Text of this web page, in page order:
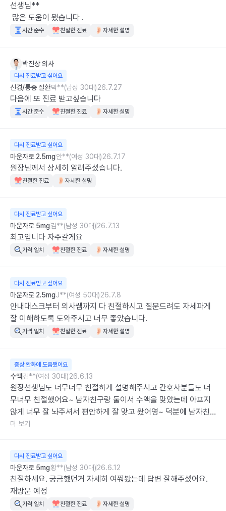
선생님**
많은 도움이 됐습니다 .
시간 준수 친절한 진료 자세한 설명
박진상의사
다시 진료받고 싶어요
신경/통증 질환박**(남성 30대)26.7.27
다음에 또 진료 받고싶습니다
시간 준수 친절한 진료 자세한 설명
다시 진료받고 싶어요
마운자로 2.5mg안**(여성 30대)26.7.17
원장님께서 상세히 알려주셨습니다.
친절한 진료 자세한 설명
다시 진료받고 싶어요
마운자로 5mg김**(남성 30대)26.7.13
최고입니다 자주갈게요
가격 일치 친절한 진료 자세한 설명
다시 진료받고 싶어요
마운자로 2.5mgJ**(여성 50대)26.7.8
안내대스크부터 의사쌤까지 다 친절하시고 질문드려도 자세파게
잘 이해하도록 도와주시고 너무 좋았습니다.
가격 일치 친절한 진료 자세한 설명
증상 완화에 도움됐어요
수액김**(여성 30대)26.6.13
원장선생님도 너무너무 친절하게 설명해주시고 간호사분들도 너
무너무 친절했어요~ 남자친구랑 둘이서 수액을 맞았는데 아프지
않게 너무 잘 놔주셔서 편안하게 잘 맞고 왔어영~ 덕분에 남자친
구랑 둘이서 수액데이트 완벽하게 했어요!! 감사합니다!!
더 보기
다시 진료받고 싶어요
마운자로 5mg황**(남성 30대)26.6.12
친절하세요. 궁금했던거 자세히 여쭤봤는데 답변 잘해주셨어요.
재방문 예정
가격 일치 친절한 진료 자세한 설명